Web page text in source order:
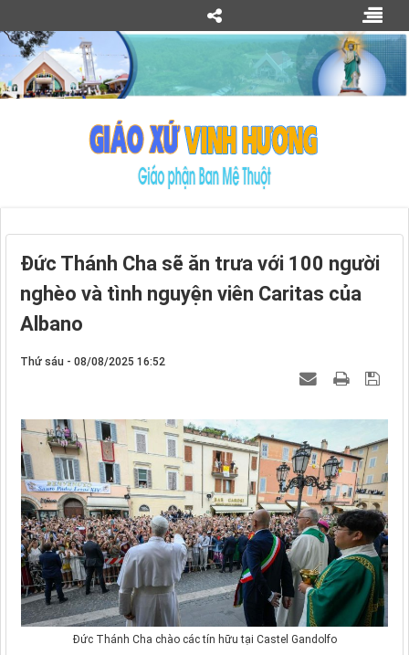
Đức Thánh Cha sẽ ăn trưa với 100 người
nghèo và tình nguyện viên Caritas của
Albano
Thứ sáu - 08/08/2025 16:52
Đức Thánh Cha chào các tín hữu tại Castel Gandolfo